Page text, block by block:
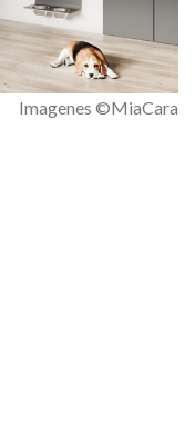
Imagenes ©MiaCara